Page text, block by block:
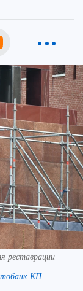
реставрации
КП